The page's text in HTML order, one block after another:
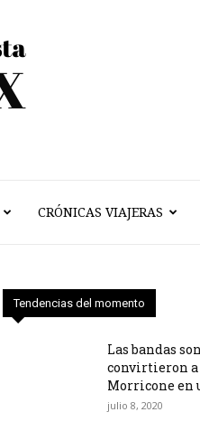
CRÓNICAS VIAJERAS
Tendencias del momento
Las bandas
convirtieron
Morricone en
julio 8, 2020